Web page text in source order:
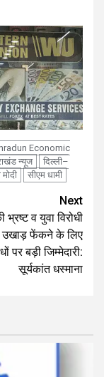
Economic
न्यूज
दिल्ली–
सीएम धामी
Next
भ्रष्ट व युवा विरोधी
उखाड़ फेंकने के लिए
पर बड़ी जिम्मेदारी:
सूर्यकांत धस्माना